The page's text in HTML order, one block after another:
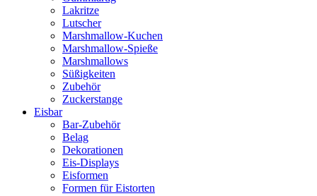
Lakritze
Lutscher
Marshmallow-Kuchen
Marshmallow-Spieße
Marshmallows
Süßigkeiten
Zubehör
Zuckerstange
Eisbar
Bar-Zubehör
Belag
Dekorationen
Eis-Displays
Eisformen
Formen für Eistorten